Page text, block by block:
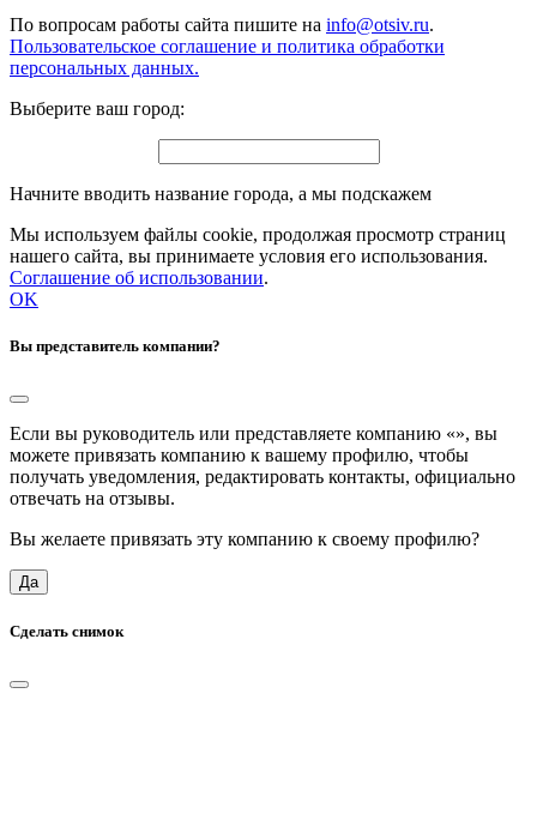
По вопросам работы сайта пишите на info@otsiv.ru.
Пользовательское соглашение и политика обработки
персональных данных.
Выберите ваш город:
Начните вводить название города, а мы подскажем
Мы используем файлы cookie, продолжая просмотр страниц
нашего сайта, вы принимаете условия его использования.
Соглашение об использовании.
OK
Вы представитель компании?
Если вы руководитель или представляете компанию «», вы
можете привязать компанию к вашему профилю, чтобы
получать уведомления, редактировать контакты, официально
отвечать на отзывы.
Вы желаете привязать эту компанию к своему профилю?
Да
Сделать снимок